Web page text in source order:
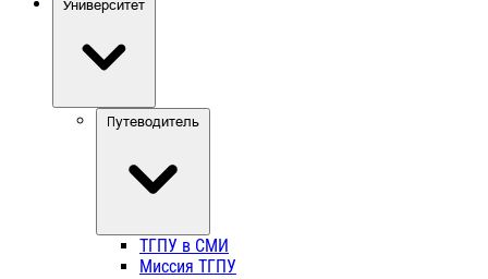
Университет
Путеводитель
ТГПУ в СМИ
Миссия ТГПУ